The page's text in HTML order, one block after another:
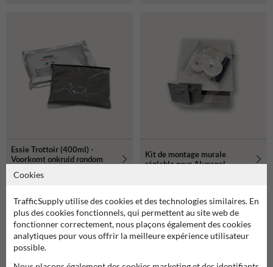
Essie Trottoir (400ml) -
Voorkomt onkruid rondom
Kit de montage murale
réglable pour Alupanel
Cookies
TrafficSupply utilise des cookies et des technologies similaires. En
plus des cookies fonctionnels, qui permettent au site web de
fonctionner correctement, nous plaçons également des cookies
analytiques pour vous offrir la meilleure expérience utilisateur
possible.